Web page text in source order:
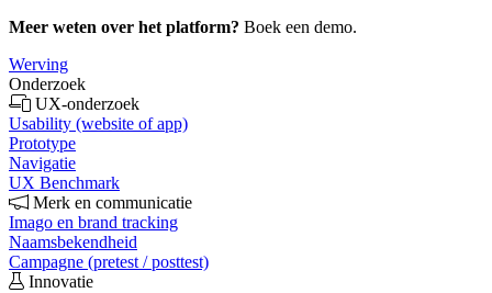
Meer weten over het platform? Boek een demo.
Werving
Onderzoek
UX-onderzoek
Usability (website of app)
Prototype
Navigatie
UX Benchmark
Merk en communicatie
Imago en brand tracking
Naamsbekendheid
Campagne (pretest / posttest)
Innovatie